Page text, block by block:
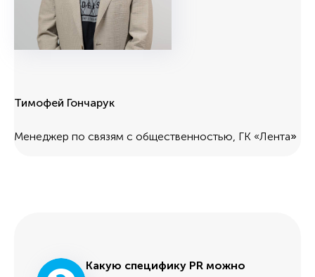
Тимофей Гончарук
Менеджер по связям с общественностью, ГК «Лента»
Какую специфику PR можно